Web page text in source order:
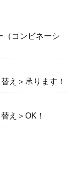
（コンビネーシ
え＞承ります！
え＞OK！